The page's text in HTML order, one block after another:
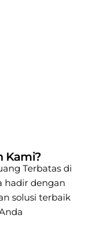
Kami?
Terbatas di
hadir dengan
solusi terbaik